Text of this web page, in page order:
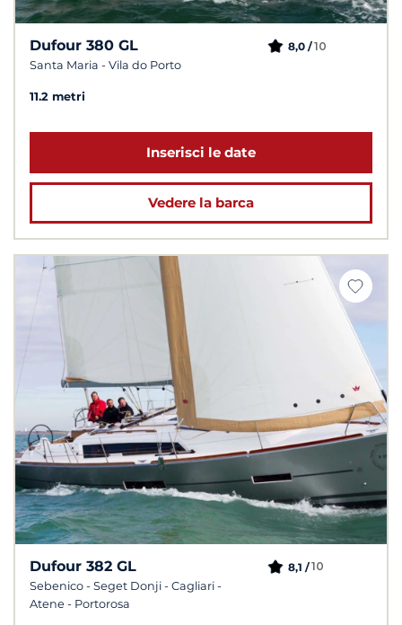
Dufour 380 GL
Santa Maria - Vila do Porto
8,0 /10
11.2 metri
Inserisci le date
Vedere la barca
Dufour 382 GL
Sebenico - Seget Donji - Cagliari -
Atene - Portorosa
8,1 /10